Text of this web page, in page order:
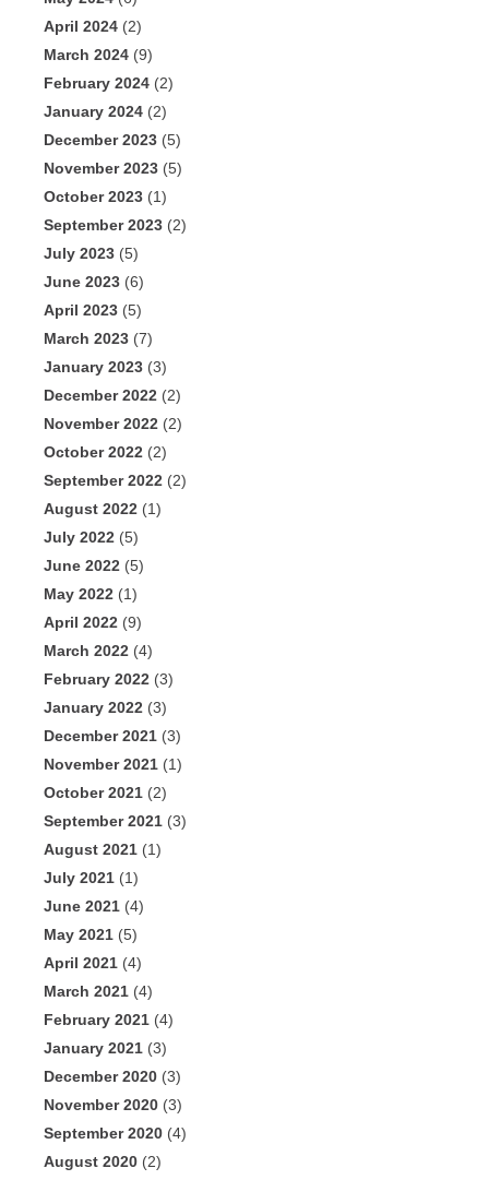
April 2024 (2)
March 2024 (9)
February 2024 (2)
January 2024 (2)
December 2023 (5)
November 2023 (5)
October 2023 (1)
September 2023 (2)
July 2023 (5)
June 2023 (6)
April 2023 (5)
March 2023 (7)
January 2023 (3)
December 2022 (2)
November 2022 (2)
October 2022 (2)
September 2022 (2)
August 2022 (1)
July 2022 (5)
June 2022 (5)
May 2022 (1)
April 2022 (9)
March 2022 (4)
February 2022 (3)
January 2022 (3)
December 2021 (3)
November 2021 (1)
October 2021 (2)
September 2021 (3)
August 2021 (1)
July 2021 (1)
June 2021 (4)
May 2021 (5)
April 2021 (4)
March 2021 (4)
February 2021 (4)
January 2021 (3)
December 2020 (3)
November 2020 (3)
September 2020 (4)
August 2020 (2)